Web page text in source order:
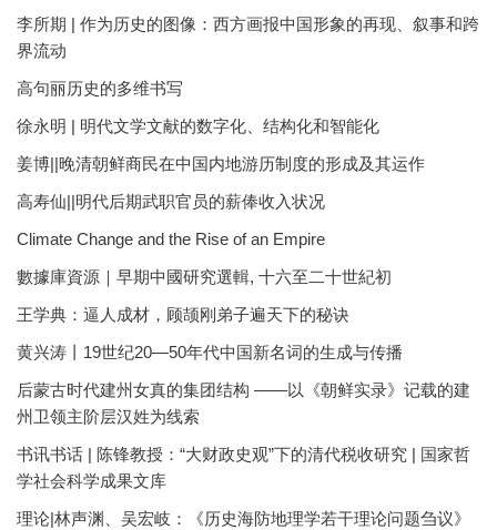
李所期 | 作为历史的图像：西方画报中国形象的再现、叙事和跨
界流动
高句丽历史的多维书写
徐永明 | 明代文学文献的数字化、结构化和智能化
姜博||晚清朝鲜商民在中国内地游历制度的形成及其运作
高寿仙||明代后期武职官员的薪俸收入状况
Climate Change and the Rise of an Empire
數據庫資源｜早期中國研究選輯, 十六至二十世紀初
王学典：逼人成材，顾颉刚弟子遍天下的秘诀
黄兴涛丨19世纪20—50年代中国新名词的生成与传播
后蒙古时代建州女真的集团结构 ——以《朝鲜实录》记载的建
州卫领主阶层汉姓为线索
书讯书话 | 陈锋教授：“大财政史观”下的清代税收研究 | 国家哲
学社会科学成果文库
理论|林声渊、吴宏岐：《历史海防地理学若干理论问题刍议》